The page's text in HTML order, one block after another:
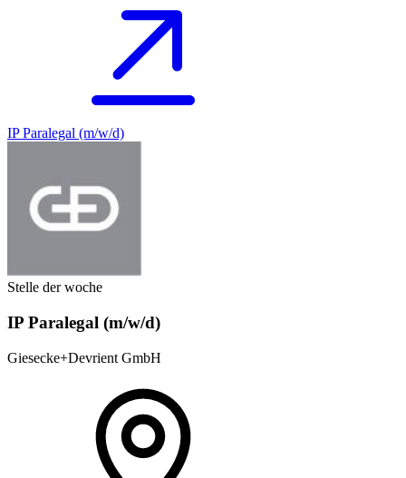
IP Paralegal (m/w/d)
Stelle der woche
IP Paralegal (m/w/d)
Giesecke+Devrient GmbH